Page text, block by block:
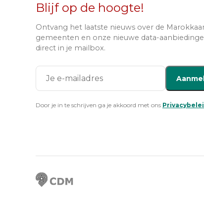
Blijf op de hoogte!
Ontvang het laatste nieuws over de
gemeenten en onze nieuwe data-
direct in je mailbox.
Door je in te schrijven ga je akkoord met ons